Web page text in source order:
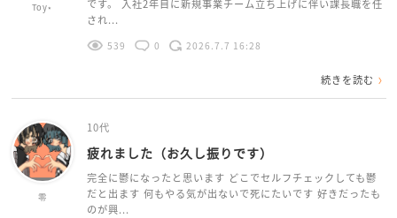
Toy⋆
です。 入社2年目に新規事業チーム立ち上げに伴い課長職を任
され...
539 0 2026.7.7 16:28
続きを読む
零
10代
疲れました（お久し振りです）
完全に鬱になったと思います どこでセルフチェックしても鬱
だと出ます 何もやる気が出ないで死にたいです 好きだったも
のが興...